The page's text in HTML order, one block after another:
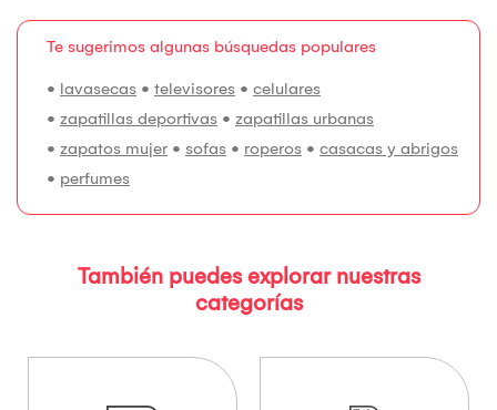
Te sugerimos algunas búsquedas populares
• lavasecas • televisores • celulares
• zapatillas deportivas • zapatillas urbanas
• zapatos mujer • sofas • roperos • casacas y abrigos
• perfumes
También puedes explorar nuestras
categorías